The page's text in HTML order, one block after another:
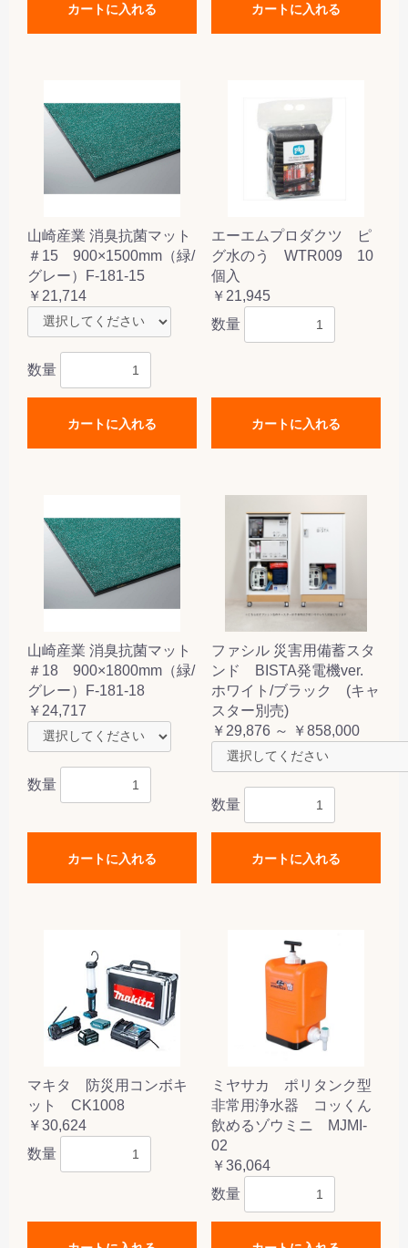
カートに入れる カートに入れる
山崎産業 消臭抗菌マット
＃15 900×1500mm（緑/
グレー）F-181-15
￥21,714
数量
カートに入れる
エーエムプロダクツ ピ
グ水のう WTR009 10
個入
￥21,945
数量
カートに入れる
山崎産業 消臭抗菌マット
＃18 900×1800mm（緑/
グレー）F-181-18
￥24,717
数量
カートに入れる
ファシル 災害用備蓄スタ
ンド BISTA発電機ver.
ホワイト/ブラック (キャ
スター別売)
￥29,876 ～ ￥858,000
数量
カートに入れる
マキタ 防災用コンボキ
ット CK1008
￥30,624
数量
ミヤサカ ポリタンク型
非常用浄水器 コッくん
飲めるゾウミニ MJMI-
02
￥36,064
数量